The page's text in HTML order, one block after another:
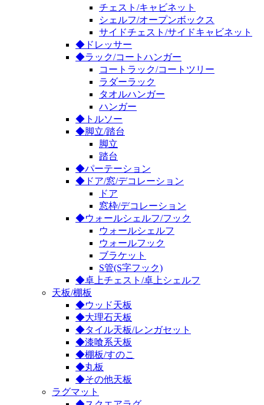
チェスト/キャビネット
シェルフ/オープンボックス
サイドチェスト/サイドキャビネット
◆ドレッサー
◆ラック/コートハンガー
コートラック/コートツリー
ラダーラック
タオルハンガー
ハンガー
◆トルソー
◆脚立/踏台
脚立
踏台
◆パーテーション
◆ドア/窓/デコレーション
ドア
窓枠/デコレーション
◆ウォールシェルフ/フック
ウォールシェルフ
ウォールフック
ブラケット
S管(S字フック)
◆卓上チェスト/卓上シェルフ
天板/棚板
◆ウッド天板
◆大理石天板
◆タイル天板/レンガセット
◆漆喰系天板
◆棚板/すのこ
◆丸板
◆その他天板
ラグマット